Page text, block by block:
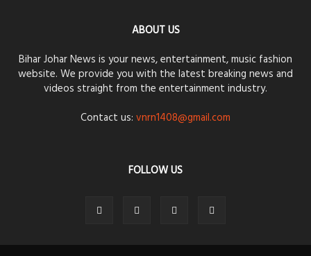
ABOUT US
Bihar Johar News is your news, entertainment, music fashion
website. We provide you with the latest breaking news and
videos straight from the entertainment industry.
Contact us: vnrn1408@gmail.com
FOLLOW US